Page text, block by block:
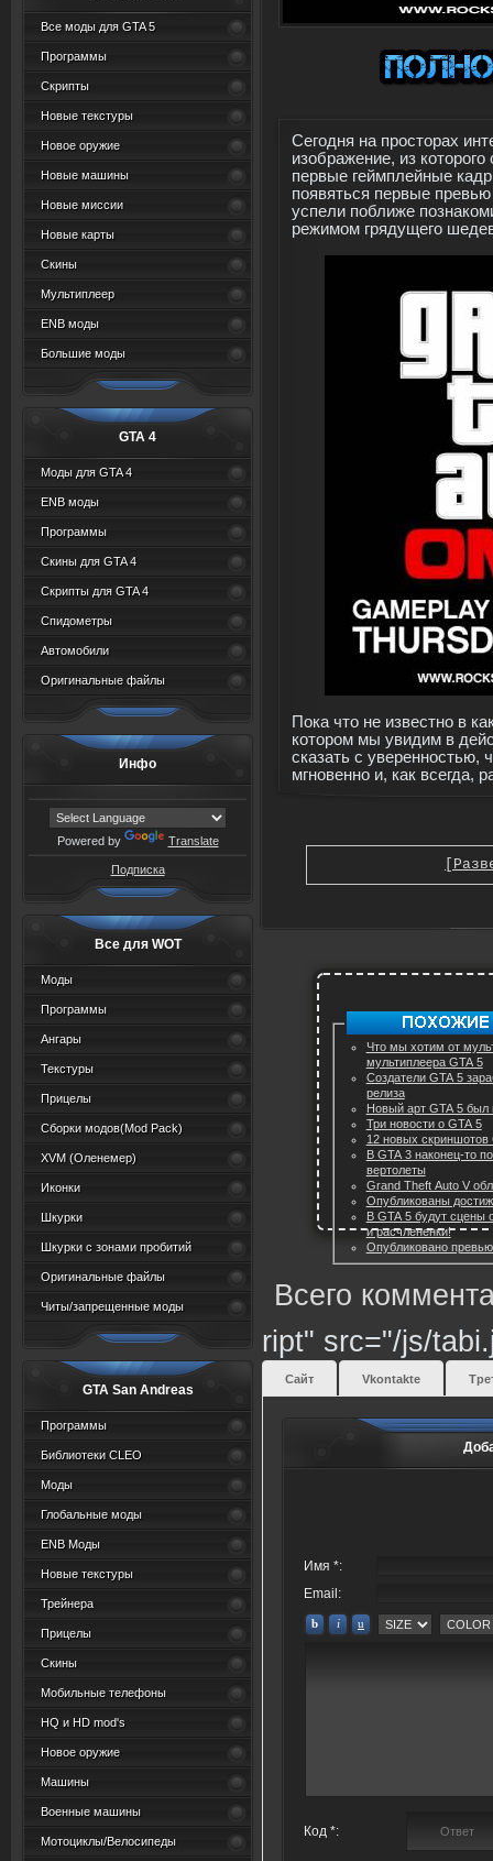
Все моды для GTA 5
Программы
Скрипты
Новые текстуры
Новое оружие
Новые машины
Новые миссии
Новые карты
Скины
Мультиплеер
ENB моды
Большие моды
GTA 4
Моды для GTA 4
ENB моды
Программы
Скины для GTA 4
Скрипты для GTA 4
Спидометры
Автомобили
Оригинальные файлы
Инфо
Powered by Translate
Подписка
Все для WOT
Моды
Программы
Ангары
Текстуры
Прицелы
Сборки модов(Mod Pack)
XVM (Oленемер)
Иконки
Шкурки
Шкурки с зонами пробитий
Оригинальные файлы
Читы/запрещенные моды
GTA San Andreas
Программы
Библиотеки CLEO
Моды
Глобальные моды
ENB Моды
Новые текстуры
Трейнера
Прицелы
Скины
Мобильные телефоны
HQ и HD mod's
Новое оружие
Машины
Военные машины
Мотоциклы/Велосипеды
Сегодня на просторах
изображение, из
первые геймплейные
появяться первые
успели поближе
режимом грядущего
Пока что не известно в
котором мы увидим в
сказать с уверенностью,
мгновенно и, как всегда,
Что мы хотим от
мультиплеера GTA 5
Создатели GTA 5
релиза
Новый арт GTA 5 был
Три новости о GTA 5
12 новых скриншотов
В GTA 3 наконец-то
вертолеты
Grand Theft Auto V
Опубликованы
В GTA 5 будут сцены
и расчлененки!
Опубликовано
Всего
ript" src="/js/
Сайт Vkontakte
Имя *:
Email:
Код *: